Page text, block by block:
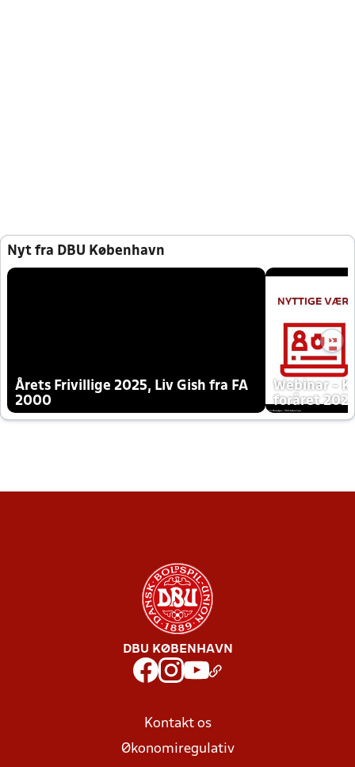
Nyt fra DBU København
Årets Frivillige 2025, Liv Gish fra FA
2000
Webinar -
foråret
DBU KØBENHAVN
Kontakt os
Økonomiregulativ